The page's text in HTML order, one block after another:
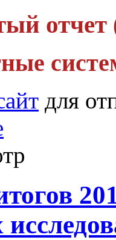
для